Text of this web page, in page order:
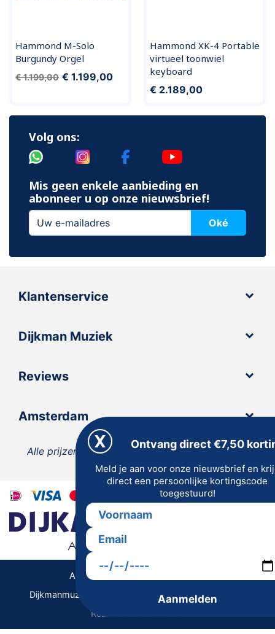
Hammond M-Solo
Burgundy Orgel
€ 1.199,00 € 1.199,00
Hammond XK-4 Portable
virtueel toonwiel
keyboard
€ 2.189,00
Volg ons:
Mis geen enkele aanbieding en
abonneer u op onze nieuwsbrief!
Oké
Klantenservice
Dijkman Muziek
Reviews
Amsterdam
Alle prijzen zijn inclusief 21% BTW, tenzij anders
vermeld.
Dijkmanmuziek 2026 © | Alle rechten voorbehouden
Realisatie De Websmid
Algemene Voorwaarden | Privacy
Ontvang direct €7,50
Meld je aan voor onze nieuwsbrief en
direct een persoonlijke kortingscode
toegestuurd!
Aanmelden